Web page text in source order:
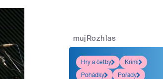
mujRozhlas
Hry a četby
Krimi
Pohádky
Pořady